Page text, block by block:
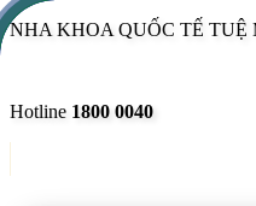
NHA KHOA QUỐC TẾ
Hotline 1800 0040